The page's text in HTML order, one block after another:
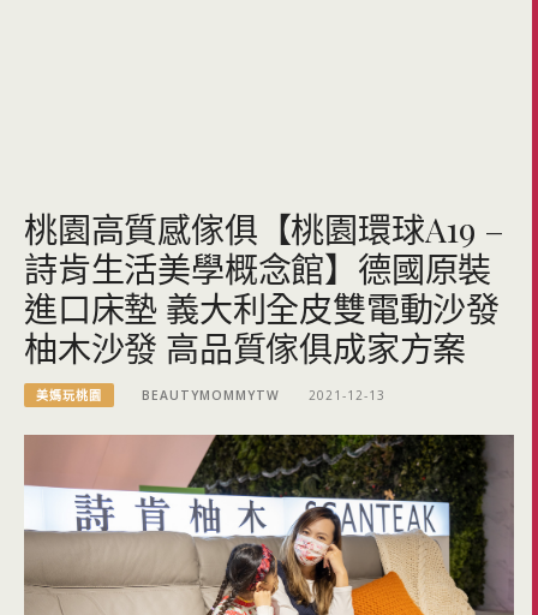
桃園高質感傢俱【桃園環球A19 –
詩肯生活美學概念館】德國原裝
進口床墊 義大利全皮雙電動沙發
柚木沙發 高品質傢俱成家方案
美媽玩桃園 BEAUTYMOMMYTW 2021-12-13